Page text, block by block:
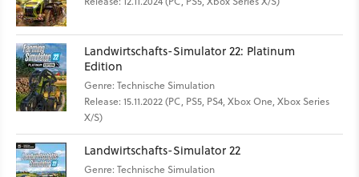
Landwirtschafts-Simulator 22: Platinum
Edition
Genre: Technische Simulation
Release: 15.11.2022 (PC, PS5, PS4, Xbox One, Xbox Series
X/S)
Landwirtschafts-Simulator 22
Genre: Technische Simulation